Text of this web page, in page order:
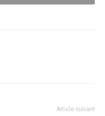
Article suivant